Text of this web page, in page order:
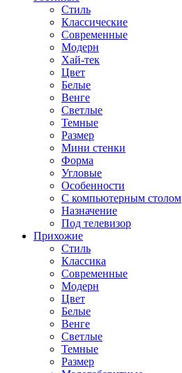
Стиль
Классические
Современные
Модерн
Хай-тек
Цвет
Белые
Венге
Светлые
Темные
Размер
Мини стенки
Форма
Угловые
Особенности
С компьютерным столом
Назначение
Под телевизор
Прихожие
Стиль
Классика
Современные
Модерн
Цвет
Белые
Венге
Светлые
Темные
Размер